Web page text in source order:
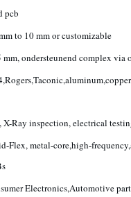
pcb
0.2 mm to 10 mm or customizable
mm, ondersteunend complex via
X-Ray inspection, electrical
Flex, metal-core,high-
Electronics,Automotive